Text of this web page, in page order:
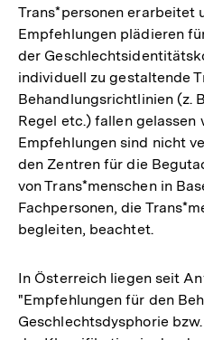
Trans*personen erarbeitet
Empfehlungen plädieren
der
individuell zu gestaltende
Behandlungsrichtlinien (z.
Regel etc.) fallen gelassen
Empfehlungen sind nicht
den Zentren für die
von Trans*menschen in
Fachpersonen, die
begleiten, beachtet.
In Österreich liegen seit
"Empfehlungen für den
Geschlechtsdysphorie